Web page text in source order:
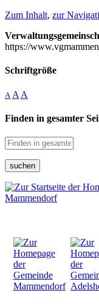
Zum Inhalt, zur
https://
Schriftgröße
A A A
Finden in gesamter
suchen